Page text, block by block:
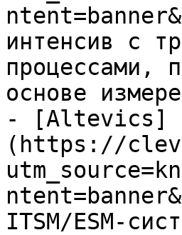
интенсив с
процессами,
основе
- [Altevics]
(https://
ITSM/ESM-